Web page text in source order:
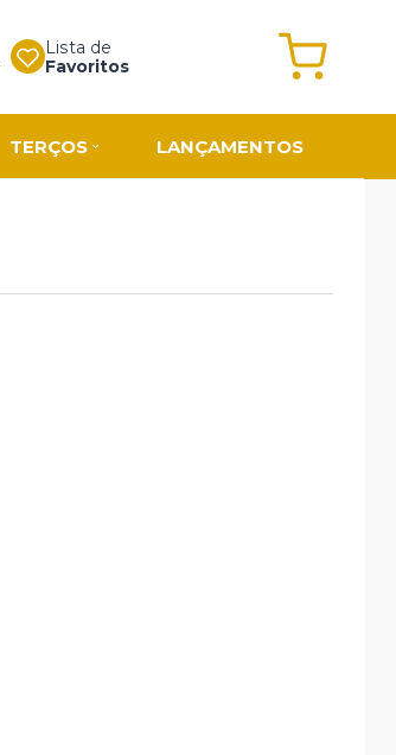
Lista de
Favoritos
TERÇOS LANÇAMENTOS